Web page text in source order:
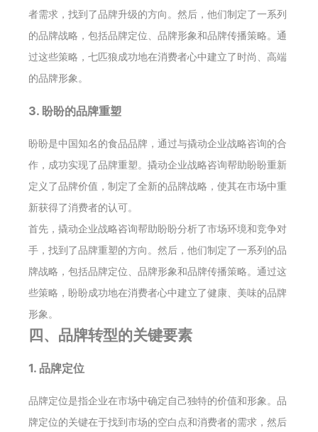
者需求，找到了品牌升级的方向。然后，他们制定了一系列
的品牌战略，包括品牌定位、品牌形象和品牌传播策略。通
过这些策略，七匹狼成功地在消费者心中建立了时尚、高端
的品牌形象。
3. 盼盼的品牌重塑
盼盼是中国知名的食品品牌，通过与撬动企业战略咨询的合
作，成功实现了品牌重塑。撬动企业战略咨询帮助盼盼重新
定义了品牌价值，制定了全新的品牌战略，使其在市场中重
新获得了消费者的认可。
首先，撬动企业战略咨询帮助盼盼分析了市场环境和竞争对
手，找到了品牌重塑的方向。然后，他们制定了一系列的品
牌战略，包括品牌定位、品牌形象和品牌传播策略。通过这
些策略，盼盼成功地在消费者心中建立了健康、美味的品牌
形象。
四、品牌转型的关键要素
1. 品牌定位
品牌定位是指企业在市场中确定自己独特的价值和形象。品
牌定位的关键在于找到市场的空白点和消费者的需求，然后